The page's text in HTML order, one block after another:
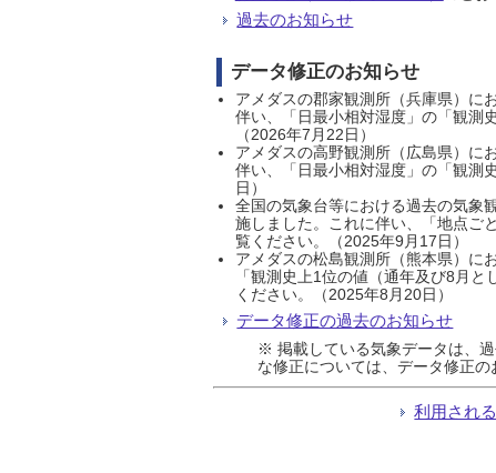
過去のお知らせ
データ修正のお知らせ
アメダスの郡家観測所（兵庫県）に
伴い、「日最小相対湿度」の「観測
（2026年7月22日）
アメダスの高野観測所（広島県）に
伴い、「日最小相対湿度」の「観測
日）
全国の気象台等における過去の気象
施しました。これに伴い、「地点ご
覧ください。（2025年9月17日）
アメダスの松島観測所（熊本県）に
「観測史上1位の値（通年及び8月
ください。（2025年8月20日）
データ修正の過去のお知らせ
※ 掲載している気象データは、
な修正については、データ修正の
利用され